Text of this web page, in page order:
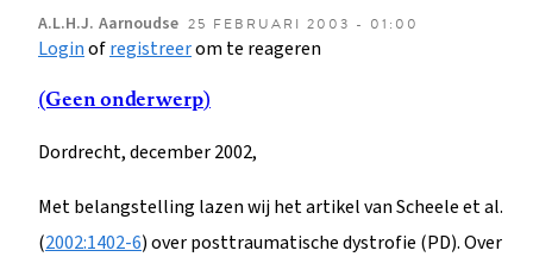
A.L.H.J. Aarnoudse 25 FEBRUARI 2003 - 01:00
Loginofregistreerom te reageren
(Geen onderwerp)
Dordrecht, december 2002,
Met belangstelling lazen wij het artikel van Scheele et al.
(2002:1402-6) over posttraumatische dystrofie (PD). Over